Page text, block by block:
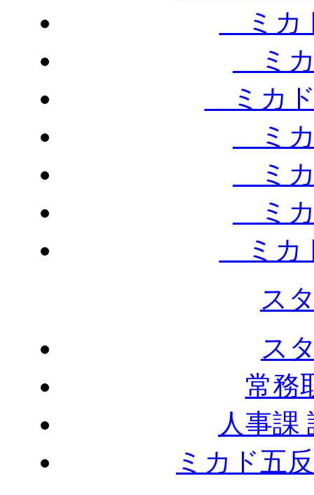
ミカ
ミカ
ミカド
ミカ
ミカ
ミカ
ミカ
ス
ス
常務
人事課
ミカド五